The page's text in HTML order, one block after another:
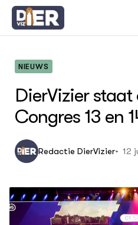
OVER
Thema's
ACTUEEL
Nieuwsbrief
Agenda
Columns
NIEUWS
DierVizier
Congres 13 en
Redactie DierVizier 12